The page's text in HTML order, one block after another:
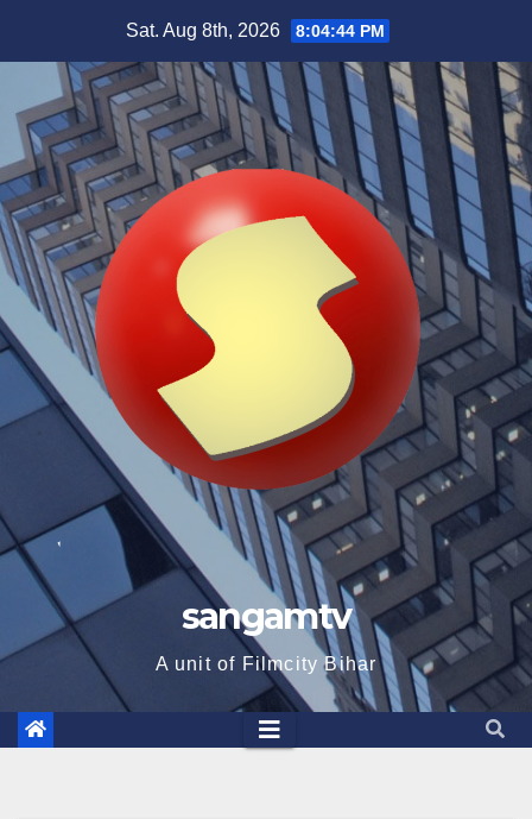
content
Sat. Aug 8th, 2026 8:04:45 PM
sangamtv
A unit of Filmcity Bihar